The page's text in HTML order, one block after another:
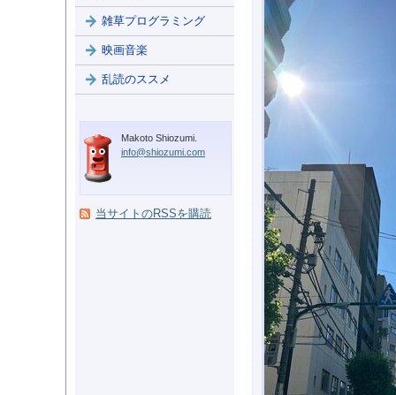
雑草プログラミング
映画音楽
乱読のススメ
Makoto Shiozumi.
info@shiozumi.com
当サイトのRSSを購読